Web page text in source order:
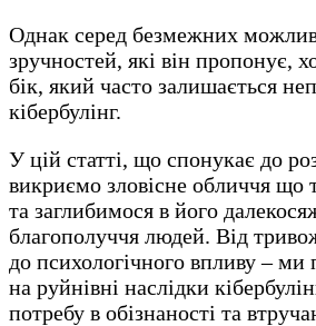
Однак серед безмежних
зручностей, які він пропонує,
бік, який часто залишається
кібербулінг.
У цій статті, що спонукає до
викриємо зловісне обличчя що
та заглибимося в його
благополуччя людей. Від
до психологічного впливу – ми
на руйнівні наслідки
потребу в обізнаності та